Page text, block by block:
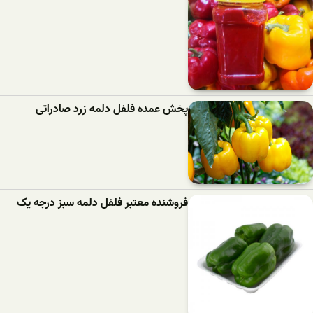
پخش عمده فلفل دلمه زرد صادراتی
فروشنده معتبر فلفل دلمه سبز درجه یک